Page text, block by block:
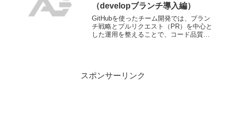
（developブランチ導入編）
GitHubを使ったチーム開発では、ブラン
チ戦略とプルリクエスト（PR）を中心と
した運用を整えることで、コード品質を
スポンサーリンク